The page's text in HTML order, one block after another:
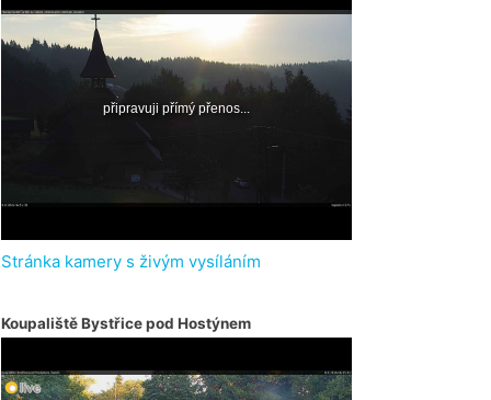
Stránka kamery s živým vysíláním
Koupaliště Bystřice pod Hostýnem